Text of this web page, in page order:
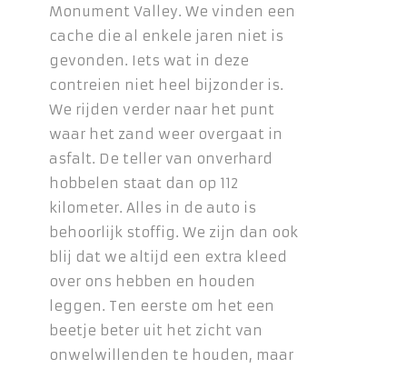
Monument Valley. We vinden een
cache die al enkele jaren niet is
gevonden. Iets wat in deze
contreien niet heel bijzonder is.
We rijden verder naar het punt
waar het zand weer overgaat in
asfalt. De teller van onverhard
hobbelen staat dan op 112
kilometer. Alles in de auto is
behoorlijk stoffig. We zijn dan ook
blij dat we altijd een extra kleed
over ons hebben en houden
leggen. Ten eerste om het een
beetje beter uit het zicht van
onwelwillenden te houden, maar